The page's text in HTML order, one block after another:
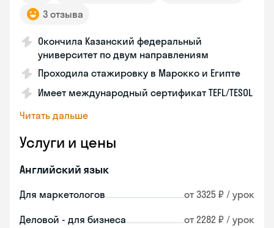
3 отзыва
Окончила Казанский федеральный
университет по двум направлениям
Проходила стажировку в Марокко и Египте
Имеет международный сертификат TEFL/TESOL
Читать дальше
Услуги и цены
Английский язык
Для маркетологов от 3325 ₽ / урок
Деловой - для бизнеса от 2282 ₽ / урок